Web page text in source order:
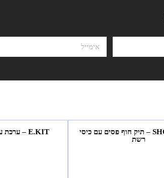
SHORELINE – תיק חוף פסים עם כיסי
רשת
E.KIT – ערכת ע.ראשונה מקצועית